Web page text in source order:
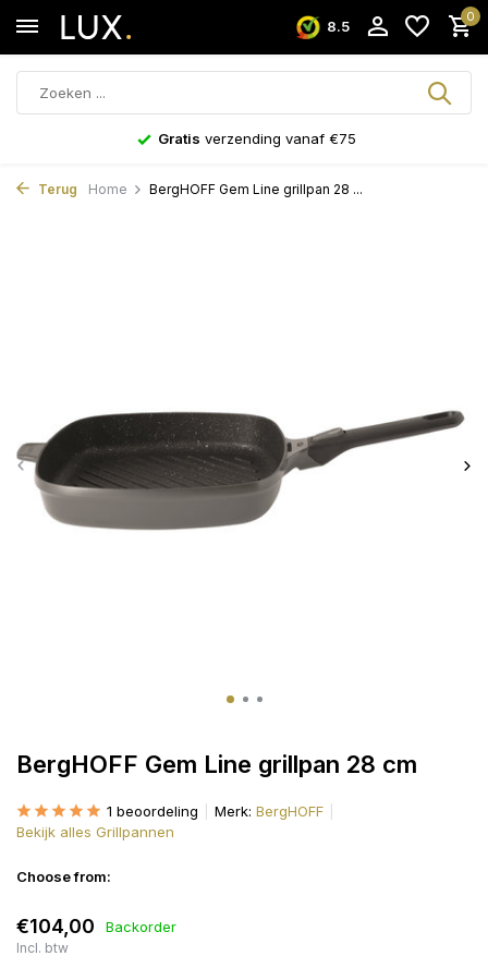
8.5
0
Gratis verzending vanaf €75
Terug Home BergHOFF Gem Line grillpan 28 ...
BergHOFF Gem Line grillpan 28 cm
1 beoordeling Merk: BergHOFF
Bekijk alles Grillpannen
Choose from:
€104,00 Backorder
Incl. btw